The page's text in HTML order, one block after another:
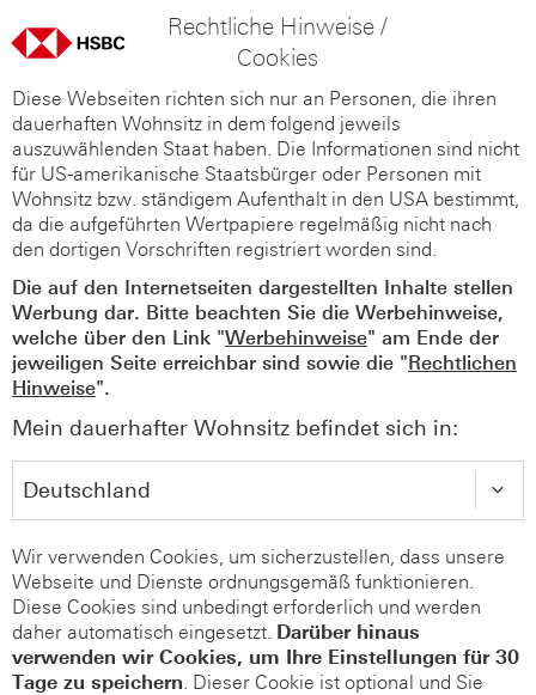
Rechtliche Hinweise /
Cookies
Diese Webseiten richten sich nur an Personen, die ihren
dauerhaften Wohnsitz in dem folgend jeweils
auszuwählenden Staat haben. Die Informationen sind nicht
für US-amerikanische Staatsbürger oder Personen mit
Wohnsitz bzw. ständigem Aufenthalt in den USA bestimmt,
da die aufgeführten Wertpapiere regelmäßig nicht nach
den dortigen Vorschriften registriert worden sind.
Die auf den Internetseiten dargestellten Inhalte stellen
Werbung dar. Bitte beachten Sie die Werbehinweise,
welche über den Link "Werbehinweise" am Ende der
jeweiligen Seite erreichbar sind sowie die "Rechtlichen
Hinweise".
Mein dauerhafter Wohnsitz befindet sich in:
Wir verwenden Cookies, um sicherzustellen, dass unsere
Webseite und Dienste ordnungsgemäß funktionieren.
Diese Cookies sind unbedingt erforderlich und werden
daher automatisch eingesetzt. Darüber hinaus
verwenden wir Cookies, um Ihre Einstellungen für 30
Tage zu speichern. Dieser Cookie ist optional und Sie